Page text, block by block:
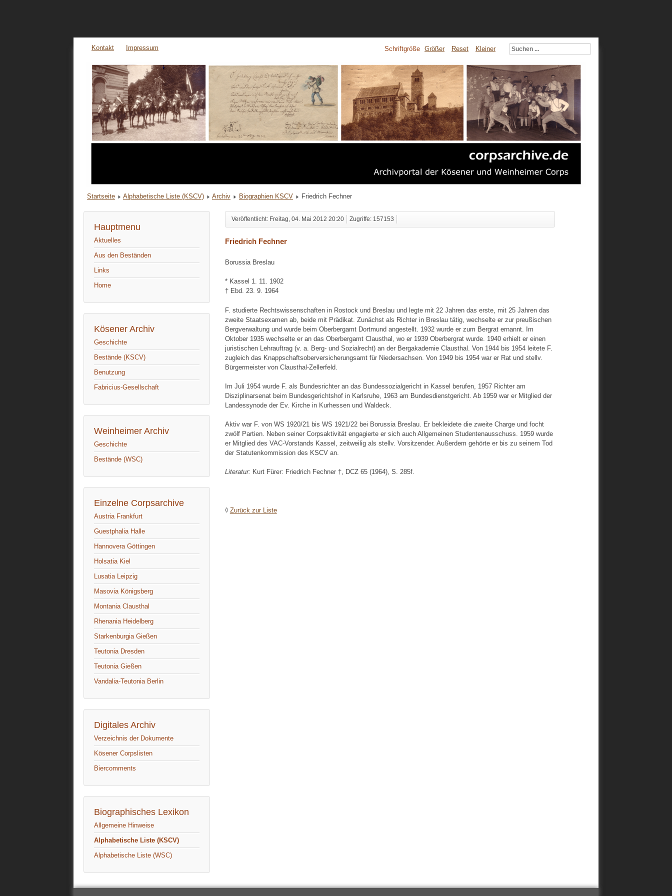
Kontakt Impressum Schriftgröße Größer Reset Kleiner
Startseite Alphabetische Liste (KSCV) Archiv Biographien KSCV Friedrich Fechner
Hauptmenu
Aktuelles
Aus den Beständen
Links
Home
Kösener Archiv
Geschichte
Bestände (KSCV)
Benutzung
Fabricius-Gesellschaft
Weinheimer Archiv
Geschichte
Bestände (WSC)
Einzelne Corpsarchive
Austria Frankfurt
Guestphalia Halle
Hannovera Göttingen
Holsatia Kiel
Lusatia Leipzig
Masovia Königsberg
Montania Clausthal
Rhenania Heidelberg
Starkenburgia Gießen
Teutonia Dresden
Teutonia Gießen
Vandalia-Teutonia Berlin
Digitales Archiv
Verzeichnis der Dokumente
Kösener Corpslisten
Biercomments
Biographisches Lexikon
Allgemeine Hinweise
Alphabetische Liste (KSCV)
Alphabetische Liste (WSC)
Veröffentlicht: Freitag, 04. Mai 2012 20:20 Zugriffe: 157153
Friedrich Fechner
Borussia Breslau
* Kassel 1. 11. 1902
† Ebd. 23. 9. 1964
F. studierte Rechtswissenschaften in Rostock und Breslau und legte mit 22 Jahren das erste, mit 25 Jahren das
zweite Staatsexamen ab, beide mit Prädikat. Zunächst als Richter in Breslau tätig, wechselte er zur preußischen
Bergverwaltung und wurde beim Oberbergamt Dortmund angestellt. 1932 wurde er zum Bergrat ernannt. Im
Oktober 1935 wechselte er an das Oberbergamt Clausthal, wo er 1939 Oberbergrat wurde. 1940 erhielt er einen
juristischen Lehrauftrag (v. a. Berg- und Sozialrecht) an der Bergakademie Clausthal. Von 1944 bis 1954 leitete F.
zugleich das Knappschaftsoberversicherungsamt für Niedersachsen. Von 1949 bis 1954 war er Rat und stellv.
Bürgermeister von Clausthal-Zellerfeld.
Im Juli 1954 wurde F. als Bundesrichter an das Bundessozialgericht in Kassel berufen, 1957 Richter am
Disziplinarsenat beim Bundesgerichtshof in Karlsruhe, 1963 am Bundesdienstgericht. Ab 1959 war er Mitglied der
Landessynode der Ev. Kirche in Kurhessen und Waldeck.
Aktiv war F. von WS 1920/21 bis WS 1921/22 bei Borussia Breslau. Er bekleidete die zweite Charge und focht
zwölf Partien. Neben seiner Corpsaktivität engagierte er sich auch Allgemeinen Studentenausschuss. 1959 wurde
er Mitglied des VAC-Vorstands Kassel, zeitweilig als stellv. Vorsitzender. Außerdem gehörte er bis zu seinem Tod
der Statutenkommission des KSCV an.
Literatur: Kurt Fürer: Friedrich Fechner †, DCZ 65 (1964), S. 285f.
◊ Zurück zur Liste